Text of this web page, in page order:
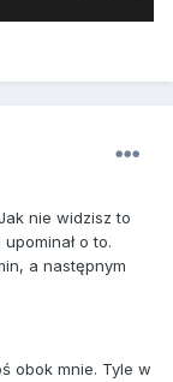
nie widzisz to
o to.
a następnym
obok mnie. Tyle w